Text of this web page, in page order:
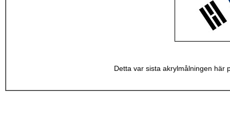
Detta var sista akrylmålningen här